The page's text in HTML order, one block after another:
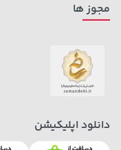
مجوز ها
دانلود اپلیکیشن